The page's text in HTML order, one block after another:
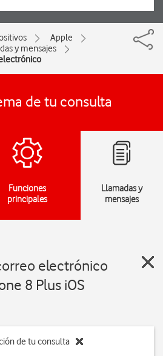
Apple
y mensajes
de tu consulta
Funciones
principales
Llamadas y
mensajes
electrónico
8 Plus iOS
de tu consulta